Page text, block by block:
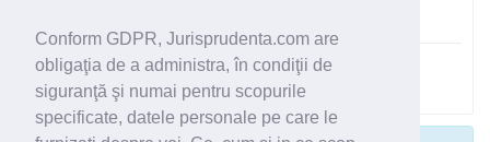
Conform GDPR, Jurisprudenta.com are
obligaţia de a administra, în condiţii de
siguranţă şi numai pentru scopurile
specificate, datele personale pe care le
Toate instantele